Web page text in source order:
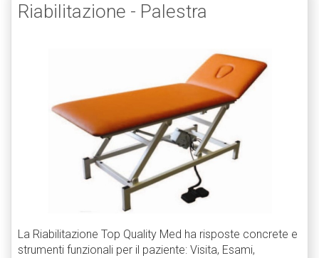
Riabilitazione - Palestra
La Riabilitazione Top Quality Med ha risposte concrete e
strumenti funzionali per il paziente: Visita, Esami,